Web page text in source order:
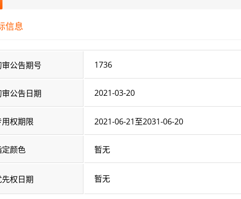
信息
审公告期号 1736
审公告日期 2021-03-20
用权期限 2021-06-21至2031-06-20
定颜色 暂无
先权日期 暂无